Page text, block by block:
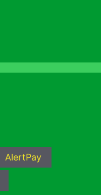
AlertPay